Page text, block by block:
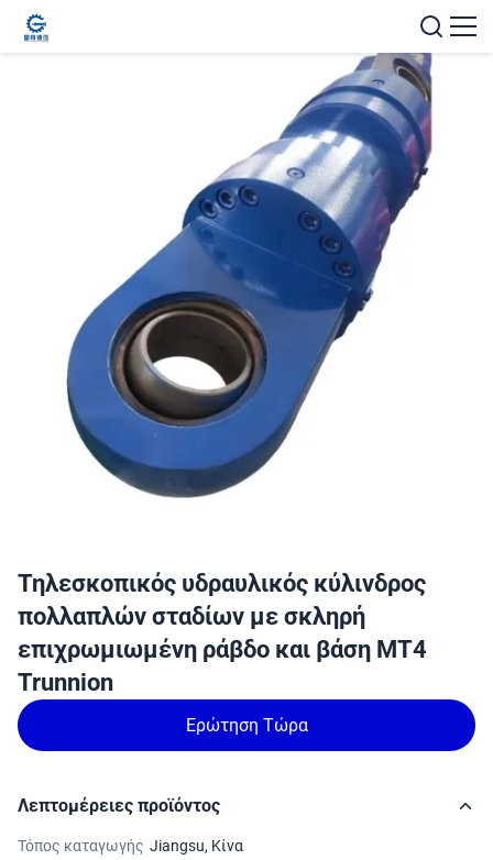
Τηλεσκοπικός υδραυλικός κύλινδρος
πολλαπλών σταδίων με σκληρή
επιχρωμιωμένη ράβδο και βάση MT4
Trunnion
Ερώτηση Τώρα
Λεπτομέρειες προϊόντος
Τόπος καταγωγής Jiangsu, Κίνα